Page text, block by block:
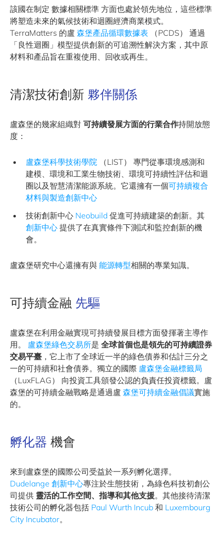
該國在制定 數據相關標準 方面也處於領先地位，這些標準
將塑造未來的氣候技術和迴圈經濟商業模式。
TerraMatters 的盧 森堡產品循環數據表 （PCDS） 通過
「良性迴圈」模型提供創新的可追溯性解決方案，其中原
材料和產品旨在重複使用、回收或再生。
清潔技術創新 夥伴關係
盧森堡的幾家組織對 可持續發展方面的行業合作持開放態
度：
盧森堡科學技術學院 （LIST） 專門從事環境感測和
建模、環境和工業生物技術、環境可持續性評估和迴
圈以及智慧清潔能源系統。它還擁有一個可持續複合
材料與製造創新中心
技術創新中心 Neobuild 促進可持續建築的創新。其
創新中心 提供了在真實條件下測試和監控創新的機
會。
盧森堡研究中心還擁有與 能源轉型相關的專業知識。
可持續金融 先驅
盧森堡在利用金融實現可持續發展目標方面發揮著主導作
用。 盧森堡綠色交易所是 全球首個也是領先的可持續證券
交易平臺 ，它上市了全球近一半的綠色債券和估計三分之
一的可持續和社會債券。獨立的國際 盧森堡金融標籤局
（LuxFLAG） 向投資工具頒發公認的負責任投資標籤。盧
森堡的可持續金融戰略是通過盧 森堡可持續金融倡議實施
的。
孵化器 機會
來到盧森堡的國際公司受益於一系列孵化選擇。
Dudelange 創新中心專注於生態技術，為綠色科技初創公
司提供 靈活的工作空間、指導和其他支援。其他接待清潔
技術公司的孵化器包括 Paul Wurth Incub 和 Luxembourg
City Incubator。